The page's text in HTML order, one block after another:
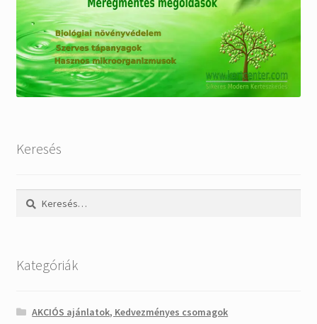
Keresés
Keresés:
Kategóriák
AKCIÓS ajánlatok, Kedvezményes csomagok